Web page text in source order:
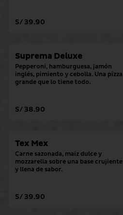
S/ 39.90
Suprema Deluxe
Pepperoni, hamburguesa, jamón
inglés, pimiento y cebolla. Una pizza
grande que lo tiene todo.
S/ 38.90
Tex Mex
Carne sazonada, maíz dulce y
mozzarella sobre una base crujiente
y llena de sabor.
S/ 39.90